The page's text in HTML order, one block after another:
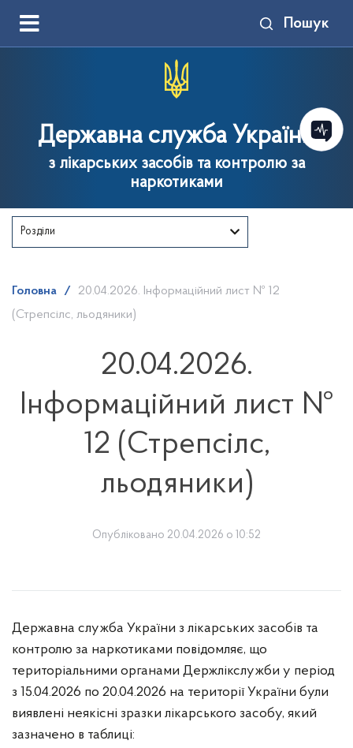
Пошук
Державна служба України
з лікарських засобів та контролю за
наркотиками
Розділи
Головна /
20.04.2026. Інформаційний лист № 12
(Стрепсілс, льодяники)
20.04.2026.
Інформаційний лист №
12 (Стрепсілс,
льодяники)
Опубліковано 20.04.2026 о 10:52
Державна служба України з лікарських засобів та
контролю за наркотиками повідомляє, що
територіальними органами Держлікслужби у період
з 15.04.2026 по 20.04.2026 на території України були
виявлені неякісні зразки лікарського засобу, який
зазначено в таблиці: